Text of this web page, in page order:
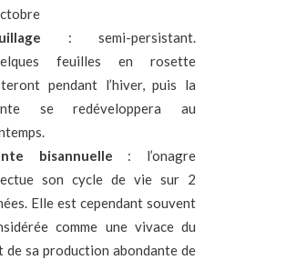
: semi-persistant.
feuilles en rosette
pendant l’hiver, puis la
se redéveloppera au
bisannuelle : l’onagre
son cycle de vie sur 2
Elle est cependant souvent
comme une vivace du
de sa production abondante de